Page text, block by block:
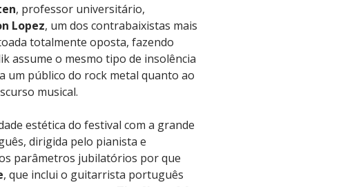
, professor universitário,
Lopez, um dos contrabaixistas mais
totalmente oposta, fazendo
assume o mesmo tipo de insolência
um público do rock metal quanto ao
musical.
estética do festival com a grande
dirigida pelo pianista e
parâmetros jubilatórios por que
, que inclui o guitarrista português